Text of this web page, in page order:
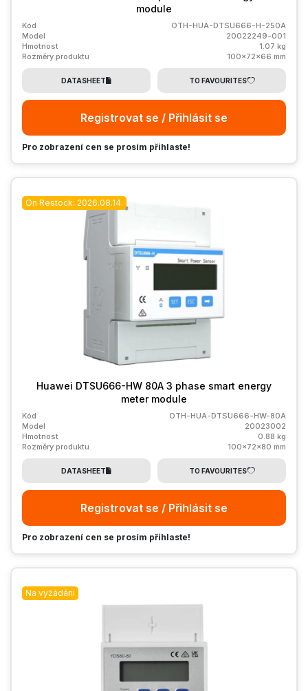
module
Kód
OTH-HUA-DTSU666-H-250A
Model
20022249-001
Hmotnost
1.07 kg
Rozměry produktu
100x72x66 mm
DATASHEET TO FAVOURITES
Registrovat se / Přihlásit se
Pro zobrazení cen se prosím přihlaste!
On Restock: 2026.08.14.
Huawei DTSU666-HW 80A 3 phase smart energy
meter module
Kód
OTH-HUA-DTSU666-HW-80A
Model
20023002
Hmotnost
0.88 kg
Rozměry produktu
100x72x80 mm
DATASHEET TO FAVOURITES
Registrovat se / Přihlásit se
Pro zobrazení cen se prosím přihlaste!
Na vyžádání